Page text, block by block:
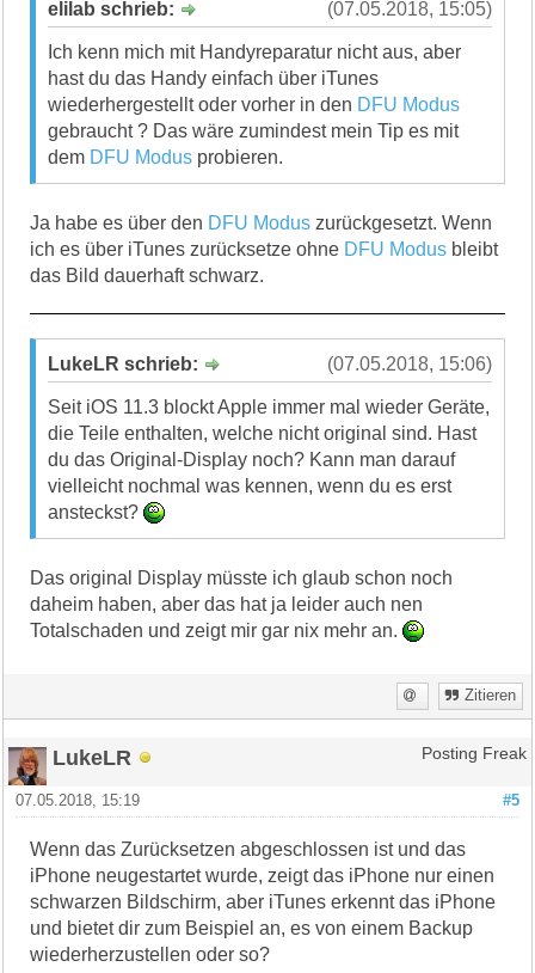
(07.05.2018, 15:05)
elilab schrieb:
Ich kenn mich mit Handyreparatur nicht aus, aber
hast du das Handy einfach über iTunes
wiederhergestellt oder vorher in den DFU Modus
gebraucht ? Das wäre zumindest mein Tip es mit
dem DFU Modus probieren.
Ja habe es über den DFU Modus zurückgesetzt. Wenn
ich es über iTunes zurücksetze ohne DFU Modus bleibt
das Bild dauerhaft schwarz.
(07.05.2018, 15:06)
LukeLR schrieb:
Seit iOS 11.3 blockt Apple immer mal wieder Geräte,
die Teile enthalten, welche nicht original sind. Hast
du das Original-Display noch? Kann man darauf
vielleicht nochmal was kennen, wenn du es erst
ansteckst?
Das original Display müsste ich glaub schon noch
daheim haben, aber das hat ja leider auch nen
Totalschaden und zeigt mir gar nix mehr an.
Zitieren
LukeLR Posting Freak
#5
07.05.2018, 15:19
Wenn das Zurücksetzen abgeschlossen ist und das
iPhone neugestartet wurde, zeigt das iPhone nur einen
schwarzen Bildschirm, aber iTunes erkennt das iPhone
und bietet dir zum Beispiel an, es von einem Backup
wiederherzustellen oder so?